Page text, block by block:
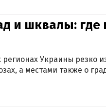
и шквалы: где
Украины резко
а местами также о